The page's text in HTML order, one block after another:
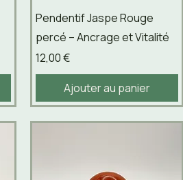
Aperçu rapide
Pendentif Jaspe Rouge
percé – Ancrage et Vitalité
Prix
12,00 €
Ajouter au panier